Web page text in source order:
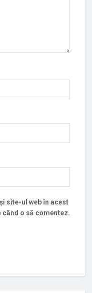
site-ul web în acest
o să comentez.